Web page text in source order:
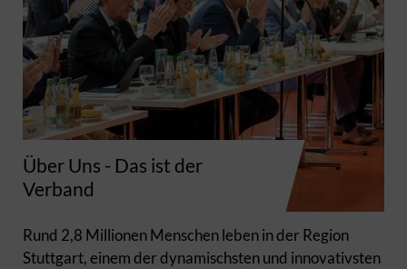
Über Uns - Das ist der
Verband
Rund 2,8 Millionen Menschen leben in der Region
Stuttgart, einem der dynamischsten und innovativsten